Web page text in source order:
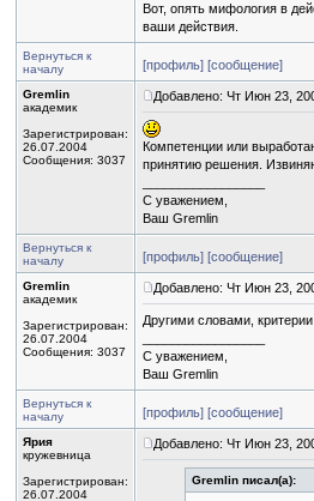
Вот, опять мифология в
ваши действия.
Вернуться к
началу
[профиль] [сообщение]
Gremlin
академик
Зарегистрирован:
26.07.2004
Сообщения: 3037
Добавлено: Чт Июн 23,
Компетенции или
принятию решения.
С уважением,
Ваш Gremlin
Вернуться к
началу
[профиль] [сообщение]
Gremlin
академик
Зарегистрирован:
26.07.2004
Сообщения: 3037
Добавлено: Чт Июн 23,
Другими словами, критерии
С уважением,
Ваш Gremlin
Вернуться к
началу
[профиль] [сообщение]
Ярия
кружевница
Зарегистрирован:
26.07.2004
Добавлено: Чт Июн 23,
Gremlin писал(а):